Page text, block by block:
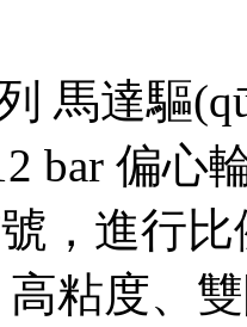
馬達驅
bar 偏心
，進行
高粘度